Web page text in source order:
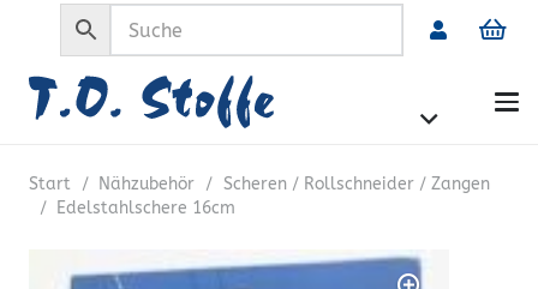
Start / Nähzubehör / Scheren / Rollschneider / Zangen
/
Edelstahlschere 16cm